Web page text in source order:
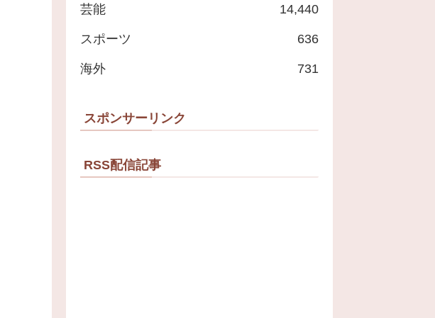
芸能 14,440
スポーツ 636
海外 731
スポンサーリンク
RSS配信記事